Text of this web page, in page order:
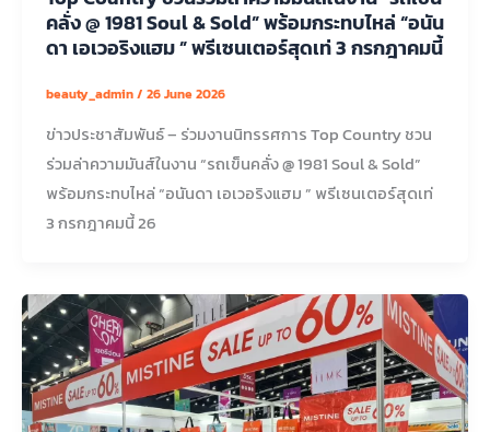
คลั่ง @ 1981 Soul & Sold” พร้อมกระทบไหล่ “อนัน
ดา เอเวอริงแฮม ” พรีเซนเตอร์สุดเท่ 3 กรกฎาคมนี้
beauty_admin/ 26 June 2026
ข่าวประชาสัมพันธ์ – ร่วมงานนิทรรศการ Top Country ชวน
ร่วมล่าความมันส์ในงาน “รถเข็นคลั่ง @ 1981 Soul & Sold”
พร้อมกระทบไหล่ “อนันดา เอเวอริงแฮม ” พรีเซนเตอร์สุดเท่
3 กรกฎาคมนี้ 26